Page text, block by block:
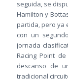
seguida, se
Hamilton y
partida, pero ya
con un
jornada
Racing Point
descanso de
tradicional